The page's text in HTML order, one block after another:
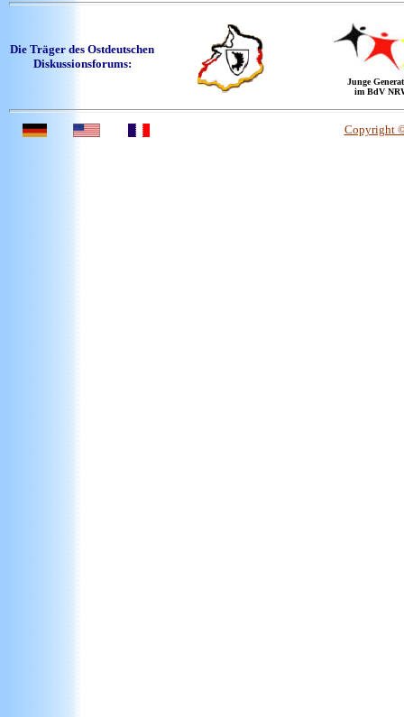
Die Träger des Ostdeutschen
Diskussionsforums:
Junge
im BdV
Copyright